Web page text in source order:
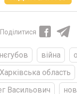
Поділитися
війна
Харківська область
Васильович